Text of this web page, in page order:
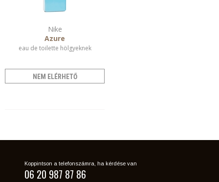
Nike
Azure
eau de toilette hölgyeknek
NEM ELÉRHETŐ
Koppintson a telefonszámra, ha kérdése van
06 20 987 87 86